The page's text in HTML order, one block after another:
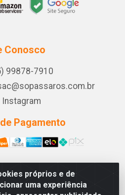
próprios e de
uma experiência
Conosco
99878-7910
Instagram
Pagamento
LTDA - RODOVIA BA
ITABERABA/BA - CEP 46.880-